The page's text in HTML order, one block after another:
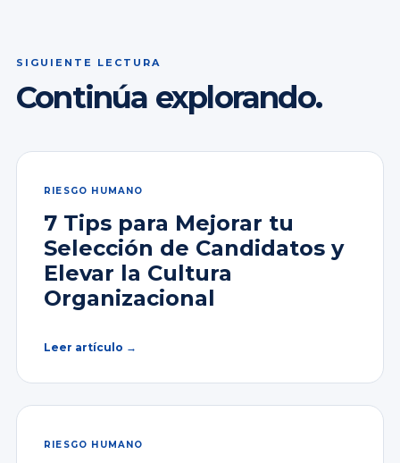
SIGUIENTE LECTURA
Continúa explorando.
RIESGO HUMANO
7 Tips para Mejorar tu
Selección de Candidatos y
Elevar la Cultura
Organizacional
Leer artículo →
RIESGO HUMANO